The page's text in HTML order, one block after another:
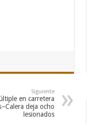
Siguiente
en carretera
deja ocho
lesionados